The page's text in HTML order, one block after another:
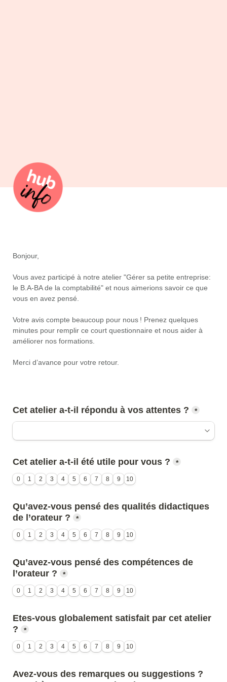
Bonjour,
Vous avez participé à notre atelier "Gérer sa petite entreprise:
le B.A-BA de la comptabilité" et nous aimerions savoir ce que
vous en avez pensé.
Votre avis compte beaucoup pour nous ! Prenez quelques
minutes pour remplir ce court questionnaire et nous aider à
améliorer nos formations.
Merci d’avance pour votre retour.
*
Cet atelier a-t-il été utile pour vous ? *
0 1 2 3 4 5 6 7 8 9 10
Qu’avez-vous pensé des qualités didactiques
de l’orateur ?
*
0 1 2 3 4 5 6 7 8 9 10
Qu’avez-vous pensé des compétences de
l’orateur ?
*
0 1 2 3 4 5 6 7 8 9 10
Etes-vous globalement satisfait par cet atelier
?
*
0 1 2 3 4 5 6 7 8 9 10
Avez-vous des remarques ou suggestions ?